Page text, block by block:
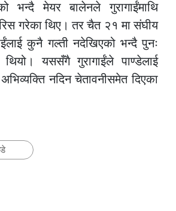
भन्दै मेयर बालेनले गुरागाईंमाथि
गरेका थिए। तर चैत २१ मा संघीय
कुनै गल्ती नदेखिएको भन्दै पुनः
थियो। यससँगै गुरागाईंले पाण्डेलाई
नदिन चेतावनीसमेत दिएका